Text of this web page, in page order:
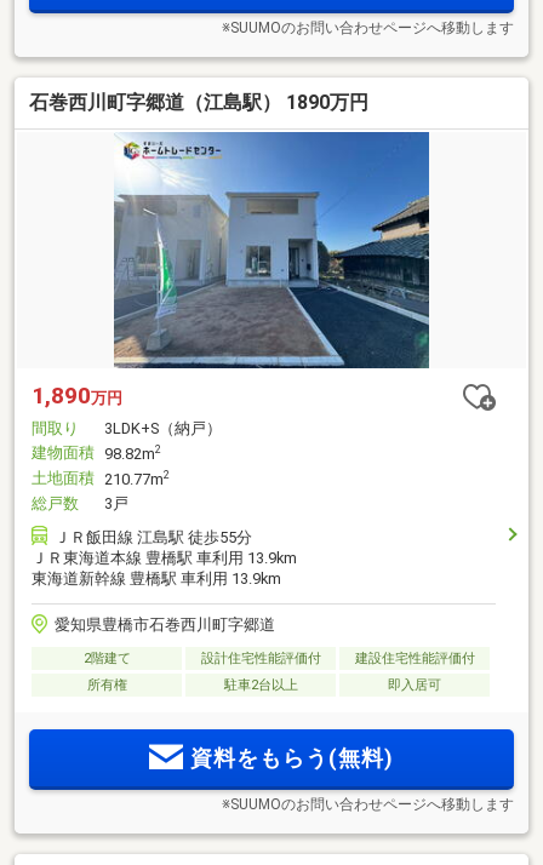
※SUUMOのお問い合わせページへ移動します
石巻西川町字郷道（江島駅） 1890万円
1,890万円
間取り
3LDK+S（納戸）
建物面積 98.82m2
土地面積 210.77m2
総戸数
3戸
ＪＲ飯田線 江島駅 徒歩55分
ＪＲ東海道本線 豊橋駅 車利用 13.9km
東海道新幹線 豊橋駅 車利用 13.9km
愛知県豊橋市石巻西川町字郷道
2階建て 設計住宅性能評価付
建設住宅性能評価付
所有権
駐車2台以上 即入居可
資料をもらう(無料)
※SUUMOのお問い合わせページへ移動します